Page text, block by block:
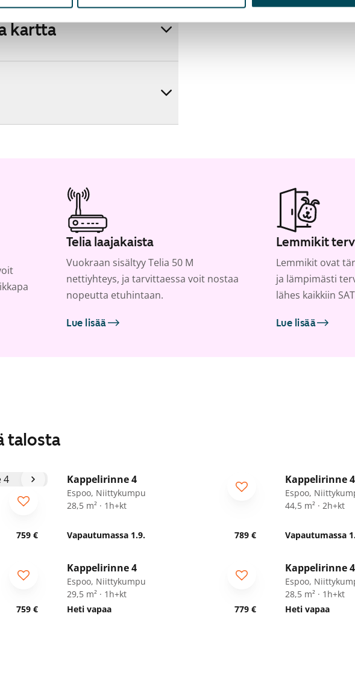
kartta
Telia laajakaista
Vuokraan sisältyy Telia 50 M
nettiyhteys, ja tarvittaessa voit nostaa
nopeutta etuhintaan.
Lue lisää
Lemmikit
Lemmikit ovat
ja lämpimästi
lähes kaikkiin
Lue lisää
talosta
759 €
Kappelirinne 4
Espoo, Niittykumpu
28,5 m² · 1h+kt
Vapautumassa 1.9. 789 €
Kappelirinne 4
Espoo,
44,5 m² · 2h+kt
Vapautumassa
759 €
Kappelirinne 4
Espoo, Niittykumpu
29,5 m² · 1h+kt
Heti vapaa
779 €
Kappelirinne 4
Espoo,
28,5 m² · 1h+kt
Heti vapaa